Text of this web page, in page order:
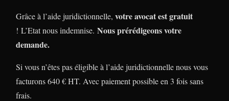
Grâce à l’aide juridictionnelle, votre avocat est gratuit
! L’Etat nous indemnise. Nous prérédigeons votre
demande.
Si vous n’êtes pas éligible à l’aide juridictionnelle nous vous
facturons 640 € HT. Avec paiement possible en 3 fois sans
frais.